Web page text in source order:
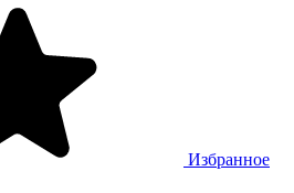
Избранное